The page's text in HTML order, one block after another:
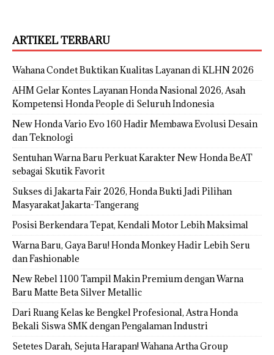
ARTIKEL TERBARU
Wahana Condet Buktikan Kualitas Layanan di KLHN 2026
AHM Gelar Kontes Layanan Honda Nasional 2026, Asah
Kompetensi Honda People di Seluruh Indonesia
New Honda Vario Evo 160 Hadir Membawa Evolusi Desain
dan Teknologi
Sentuhan Warna Baru Perkuat Karakter New Honda BeAT
sebagai Skutik Favorit
Sukses di Jakarta Fair 2026, Honda Bukti Jadi Pilihan
Masyarakat Jakarta-Tangerang
Posisi Berkendara Tepat, Kendali Motor Lebih Maksimal
Warna Baru, Gaya Baru! Honda Monkey Hadir Lebih Seru
dan Fashionable
New Rebel 1100 Tampil Makin Premium dengan Warna
Baru Matte Beta Silver Metallic
Dari Ruang Kelas ke Bengkel Profesional, Astra Honda
Bekali Siswa SMK dengan Pengalaman Industri
Setetes Darah, Sejuta Harapan! Wahana Artha Group